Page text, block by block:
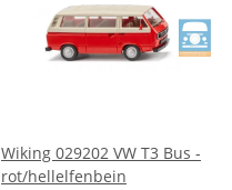
Wiking 029202 VW T3 Bus -
rot/hellelfenbein